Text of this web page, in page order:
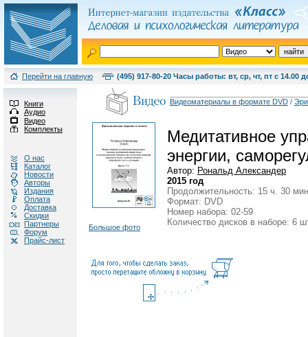
Перейти на главную (495) 917-80-20 Часы работы: вт, ср, чт, пт с 14.00
Книги
Аудио
Видео
Комплекты
О нас
Каталог
Новости
Авторы
Издания
Оплата
Доставка
Скидки
Партнеры
Форум
Прайс-лист
Видеоматериалы в формате DVD /
Большое фото
Медитативное
энергии,
Автор: Рональд Александер
2015 год
Продолжительность: 15 ч. 30
Формат: DVD
Номер набора: 02-59
Количество дисков в наборе: 6